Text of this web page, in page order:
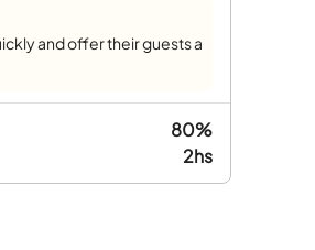
and offer their guests a
80%
2hs